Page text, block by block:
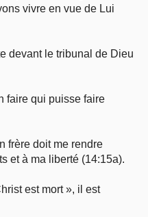
vivre en vue de Lui
devant le tribunal de Dieu
faire qui puisse faire
frère doit me rendre
et à ma liberté (14:15a).
est mort », il est